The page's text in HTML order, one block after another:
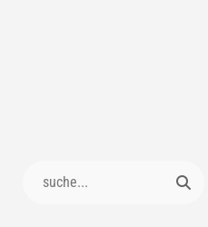
Search